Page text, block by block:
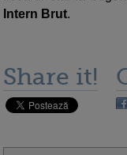
Intern Brut.
Share it!